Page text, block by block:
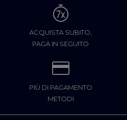
ACQUISTA SUBITO,
PAGA IN SEGUITO
PIÙ DI PAGAMENTO
METODI